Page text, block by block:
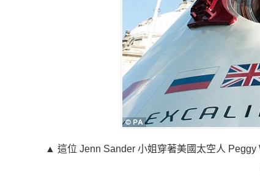
▲ 這位 Jenn Sander 小姐穿著美國太空人